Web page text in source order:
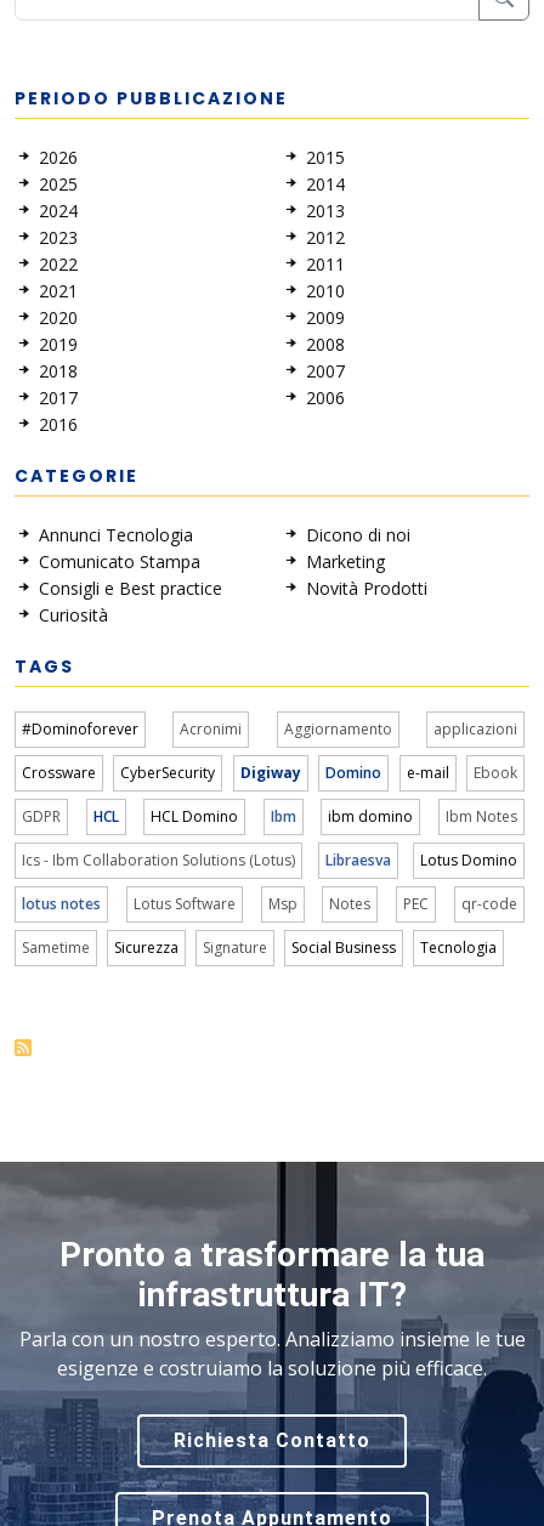
PERIODO PUBBLICAZIONE
2026
2025
2024
2023
2022
2021
2020
2019
2018
2017
2016
2015
2014
2013
2012
2011
2010
2009
2008
2007
2006
CATEGORIE
Annunci Tecnologia
Comunicato Stampa
Consigli e Best practice
Curiosità
Dicono di noi
Marketing
Novità Prodotti
TAGS
#Dominoforever Acronimi Aggiornamento applicazioni
Crossware CyberSecurity Digiway Domino e-mail Ebook
GDPR HCL HCL Domino Ibm ibm domino Ibm Notes
Ics - Ibm Collaboration Solutions (Lotus) Libraesva Lotus Domino
lotus notes Lotus Software Msp Notes PEC qr-code
Sametime Sicurezza Signature Social Business Tecnologia
Pronto a trasformare la tua
infrastruttura IT?
Parla con un nostro esperto. Analizziamo insieme le tue
esigenze e costruiamo la soluzione più efficace.
Richiesta Contatto
Prenota Appuntamento